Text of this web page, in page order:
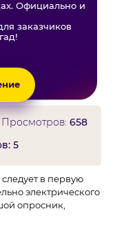
Официально и
заказчиков
Просмотров: 658
5
в первую
электрического
опросник,